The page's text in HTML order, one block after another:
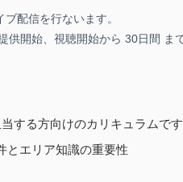
配信を行ないます。
供開始、 視聴開始から 30日間 ま
する方向けのカリキュラムです
とエリア知識の重要性